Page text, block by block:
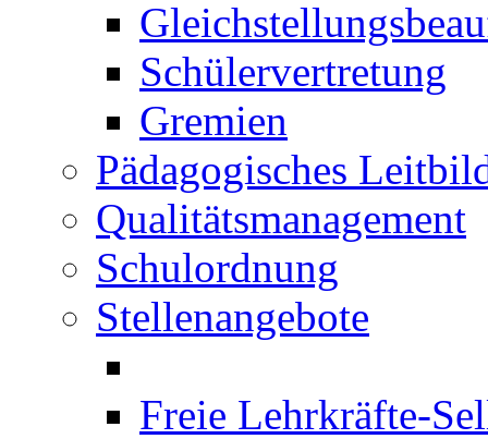
Schülervertretung
Gremien
Pädagogisches
Qualitätsmanagement
Schulordnung
Stellenangebote
Freie Lehrkräfte-